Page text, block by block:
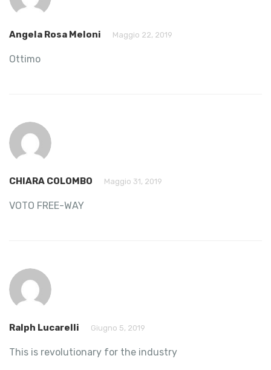
Angela Rosa Meloni Maggio 22, 2019
Ottimo
CHIARA COLOMBO Maggio 31, 2019
VOTO FREE-WAY
Ralph Lucarelli Giugno 5, 2019
This is revolutionary for the industry